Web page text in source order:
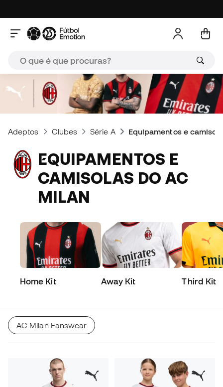
Adeptos Clubes Série A Equipamentos e
EQUIPAMENTOS E
CAMISOLAS DO AC
MILAN
Home Kit Away Kit Third Kit
AC Milan Fanswear